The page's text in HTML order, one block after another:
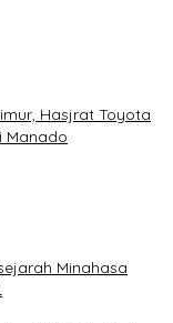
Hasjrat Toyota
Manado
Minahasa